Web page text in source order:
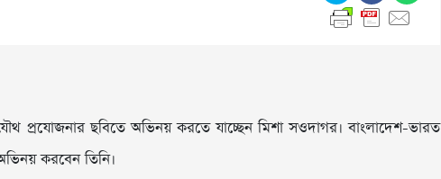
প্রযোজনার ছবিতে অভিনয় করতে যাচ্ছেন মিশা সওদাগর। বাংলাদেশ-ভারত
করবেন তিনি।